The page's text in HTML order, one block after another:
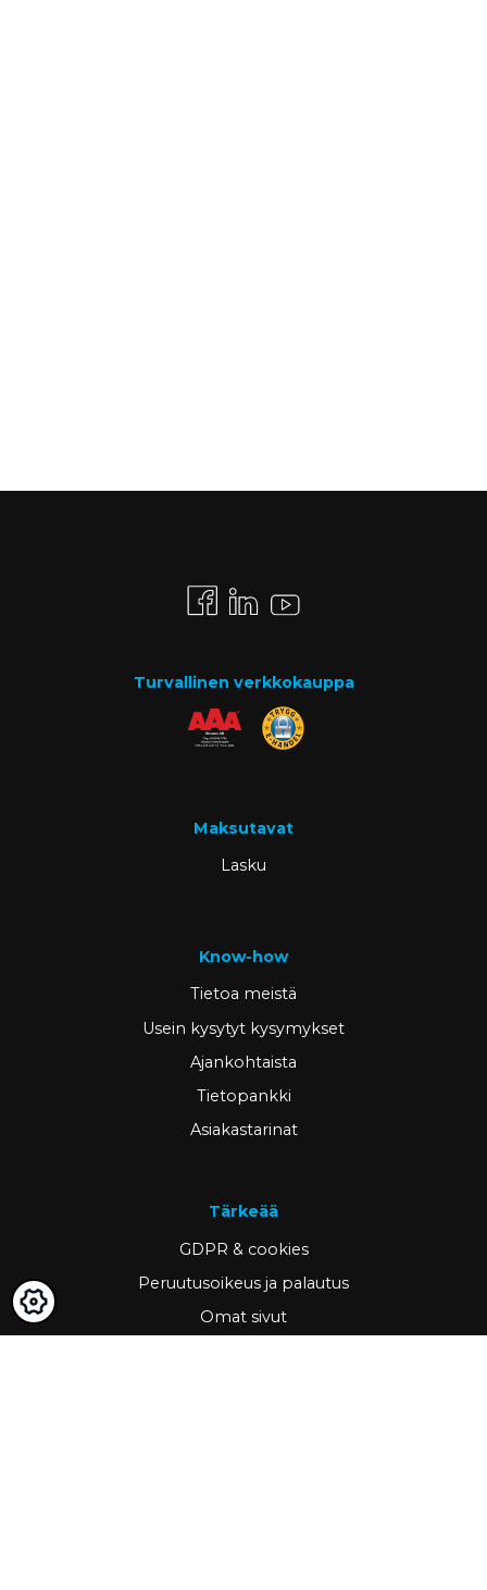
Turvallinen verkkokauppa
Maksutavat
Lasku
Know-how
Tietoa meistä
Usein kysytyt kysymykset
Ajankohtaista
Tietopankki
Asiakastarinat
Tärkeää
GDPR & cookies
Peruutusoikeus ja palautus
Omat sivut